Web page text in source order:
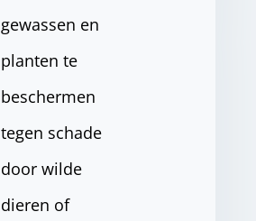
gewassen en
planten te
beschermen
tegen schade
door wilde
dieren of